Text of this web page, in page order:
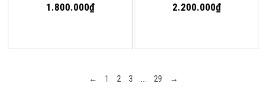
1.800.000₫ 2.200.000₫
← 1 2 3 29 →